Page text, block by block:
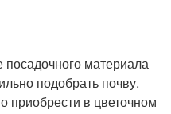
материала
подобрать почву.
приобрести в цветочном